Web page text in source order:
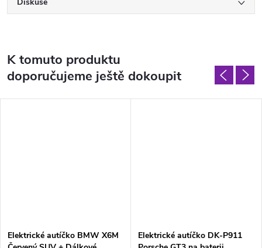
K tomuto produktu
doporučujeme ještě dokoupit
Elektrické autíčko BMW X6M
Elektrické autíčko DK-P911